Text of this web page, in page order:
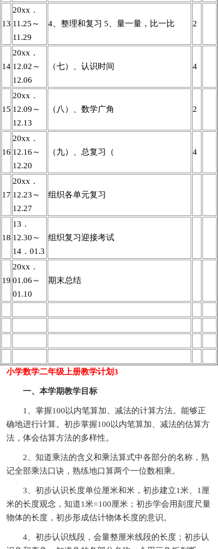
13
20xx．
11.25～
11.29
4、整理和复习 5、量一量，比一比 2
14
20xx．
12.02～
12.06
（七）、认识时间 4
15
20xx．
12.09～
12.13
（八）、数学广角 2
16
20xx．
12.16～
12.20
（九）、总复习（ 4
17
20xx．
12.23～
12.27
组织各单元复习
18
13．
12.30～
14．01.3
组织复习迎接考试
19
20xx．
01.06～
01.10
期末总结
小学数学二年级上册教学计划3
一、本学期教学目标
1、掌握100以内笔算加、减法的计算方法。能够正
确地进行计算。初步掌握100以内笔算加、减法的估算方
法，体会估算方法的多样性。
2、知道乘法的含义和乘法算式中各部分的名称，熟
记全部乘法口诀，熟练地口算两个一位数相乘。
3、初步认识长度单位厘米和米，初步建立1米、1厘
米的长度观念，知道1米=100厘米；初步学会用刻度尺量
物体的长度，初步形成估计物体长度的意识。
4、初步认识线段，会量整厘米线段的长度；初步认